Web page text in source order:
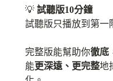
💡試聽版10分鐘
試聽版只播放到第一
完整版能幫助你徹底
能更深遠、更完整地